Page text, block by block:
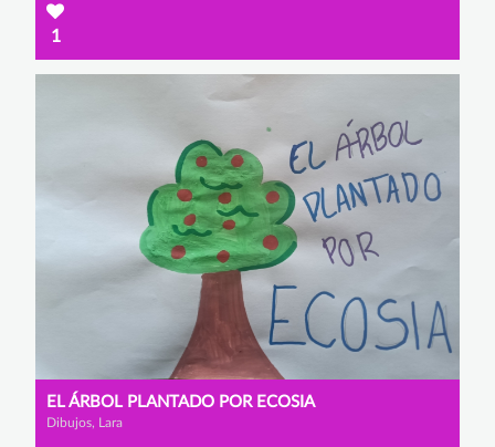
1
EL ÁRBOL PLANTADO POR ECOSIA
Dibujos, Lara